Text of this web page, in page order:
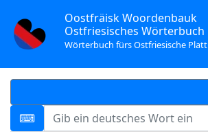
Oostfräisk Woordenbauk
Ostfriesisches Wörterbuch
Wörterbuch fürs Ostfriesische Platt